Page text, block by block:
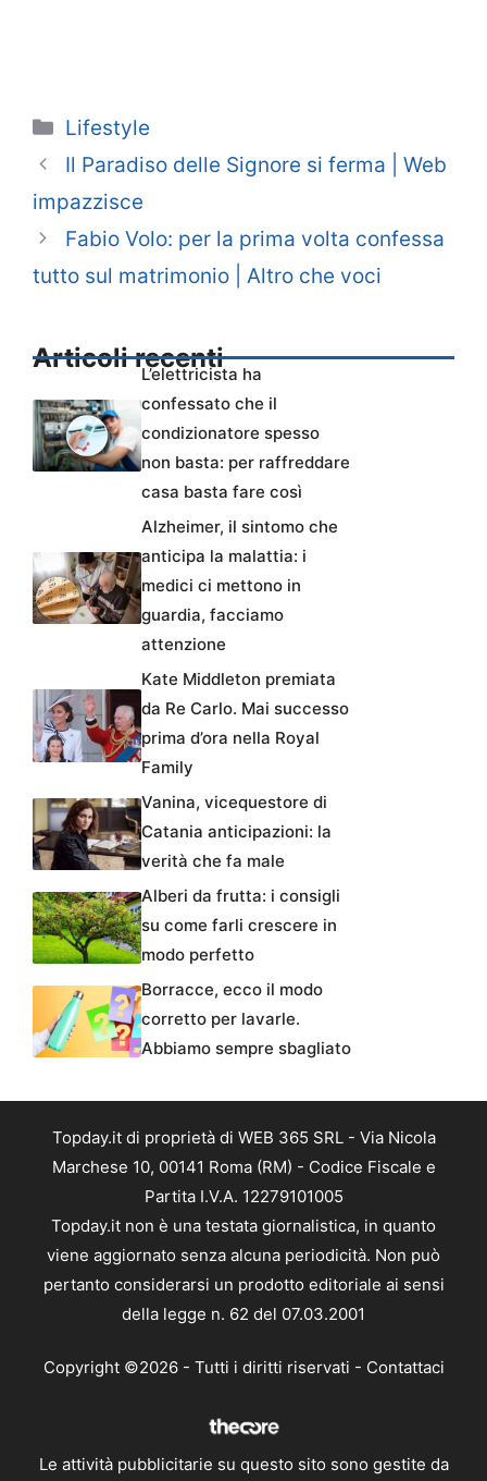
Categorie
Lifestyle
Il Paradiso delle Signore si ferma | Web
impazzisce
Fabio Volo: per la prima volta confessa
tutto sul matrimonio | Altro che voci
Articoli recenti
L’elettricista ha
confessato che il
condizionatore spesso
non basta: per raffreddare
casa basta fare così
Alzheimer, il sintomo che
anticipa la malattia: i
medici ci mettono in
guardia, facciamo
attenzione
Kate Middleton premiata
da Re Carlo. Mai successo
prima d’ora nella Royal
Family
Vanina, vicequestore di
Catania anticipazioni: la
verità che fa male
Alberi da frutta: i consigli
su come farli crescere in
modo perfetto
Borracce, ecco il modo
corretto per lavarle.
Abbiamo sempre sbagliato
Topday.it di proprietà di WEB 365 SRL - Via Nicola
Marchese 10, 00141 Roma (RM) - Codice Fiscale e
Partita I.V.A. 12279101005
Topday.it non è una testata giornalistica, in quanto
viene aggiornato senza alcuna periodicità. Non può
pertanto considerarsi un prodotto editoriale ai sensi
della legge n. 62 del 07.03.2001
Copyright ©2026 - Tutti i diritti riservati - Contattaci
Le attività pubblicitarie su questo sito sono gestite da